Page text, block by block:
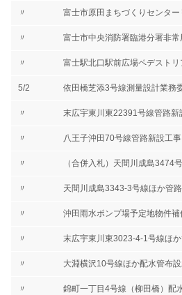
〃 富士市原田まちづくりセンタ
〃 富士市中央消防署臨港分署非
〃 富士駅北口駅前広場ペデスト
5/2 依田橋芝添3号線測量設計業務
〃 末広宇東川東22391号線管路新
〃 八王子沖田70号線管路新設工事
〃 （合併入札）天間川成島3474
〃 天間川成島3343-3号線ほか管
〃 沖田雨水ポンプ場予定地物件
〃 末広宇東川東3023-4-1号線ほ
〃 大淵横沢10号線ほか配水管布
〃 錦町一丁目4号線（柳田橋）配